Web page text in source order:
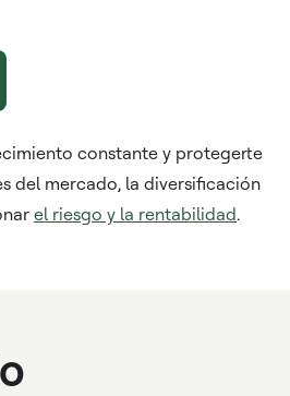
constante y protegerte
del mercado, la diversificación
el riesgo y la rentabilidad.